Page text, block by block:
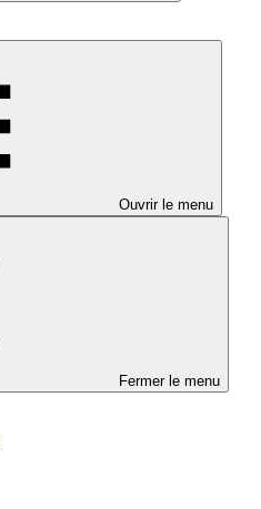
Ouvrir le menu
Fermer le menu